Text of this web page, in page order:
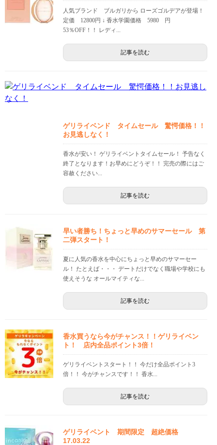
人気ブランド ブルガリから ローズゴルデアが登場！
定価 12800円 ↓ 香水学園価格 5980 円
53％OFF！！ レディ...
記事を読む
ゲリライベンド タイムセール 驚愕価格！！
お見逃しなく！
香水が安い！ ゲリライベントタイムセール！ 予告なく
終了となります！お早めにどうぞ！！ 完売の際にはご
容赦ください...
記事を読む
早い者勝ち！ちょっと早めのサマーセール 第
二弾スタート！
夏に人気の香水を中心にちょっと早めのサマーセー
ル！ たとえば・・・ デートだけでなく職場や学校にも
使えそうな オールマイティな...
記事を読む
香水買うなら今がチャンス！！ゲリライベン
ト！ 店内全品ポイント3倍！
ゲリライベントスタート！！ 今だけ全品ポイント3
倍！！ 今がチャンスです！！ 香水...
記事を読む
ゲリライベント 期間限定 超絶価格
17.03.22